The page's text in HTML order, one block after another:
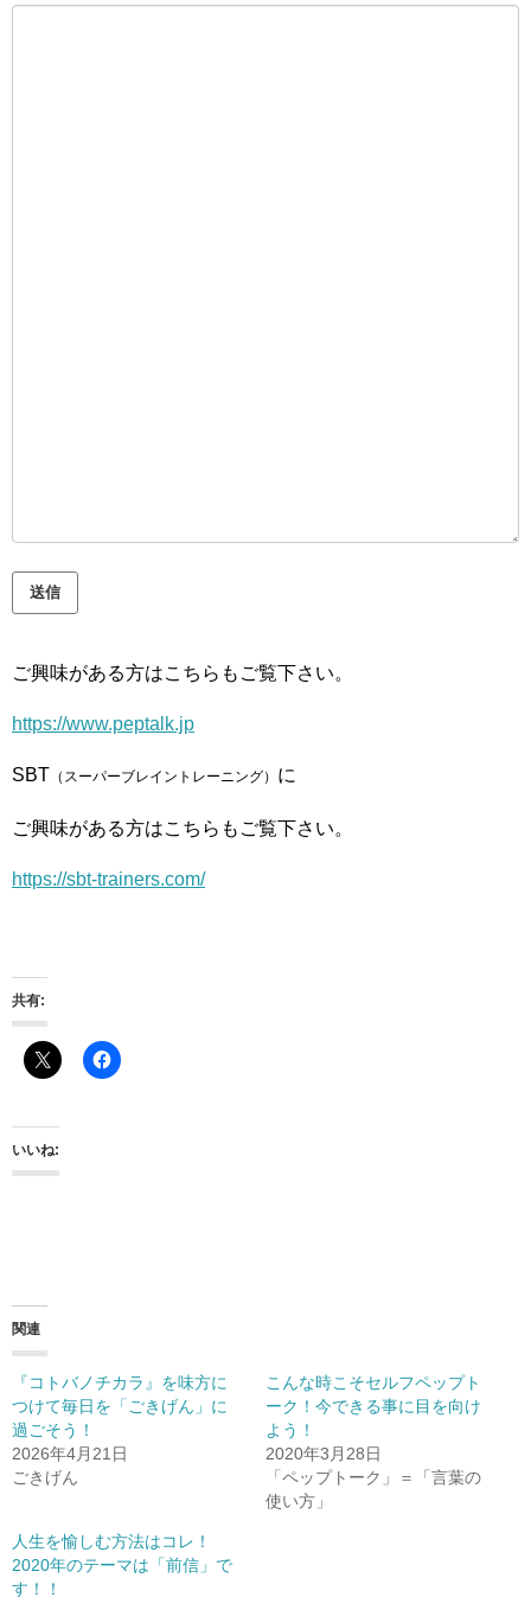
送信
ご興味がある方はこちらもご覧下さい。
https://www.peptalk.jp
SBT （スーパーブレイントレーニング） に
ご興味がある方はこちらもご覧下さい。
https://sbt-trainers.com/
共有:
いいね:
関連
『コトバノチカラ』を味方に
つけて毎日を「ごきげん」に
過ごそう！
2026年4月21日
ごきげん
こんな時こそセルフペップト
ーク！今できる事に目を向け
よう！
2020年3月28日
「ペップトーク」＝「言葉の
使い方」
人生を愉しむ方法はコレ！
2020年のテーマは「前信」で
す！！